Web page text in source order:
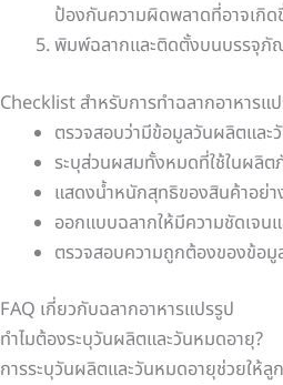
ป้องกันความผิดพลาดที่อาจเกิด
พิมพ์ฉลากและติดตั้งบนบรรจุภั
Checklist สำหรับการทำฉลากอาหารแ
ตรวจสอบว่ามีข้อมูลวันผลิตแล
ระบุส่วนผสมทั้งหมดที่ใช้ในผลิ
แสดงน้ำหนักสุทธิของสินค้าอย่า
ออกแบบฉลากให้มีความชัดเจน
ตรวจสอบความถูกต้องของข้อ
FAQ เกี่ยวกับฉลากอาหารแปรรูป
ทำไมต้องระบุวันผลิตและวันหมดอายุ?
การระบุวันผลิตและวันหมดอายุช่วยให้